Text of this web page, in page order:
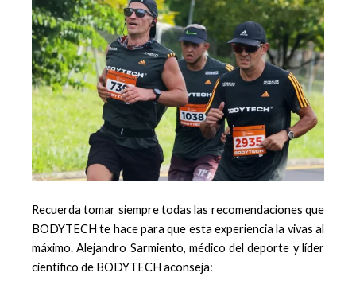
Recuerda tomar siempre todas las recomendaciones que
BODYTECH te hace para que esta experiencia la vivas al
máximo. Alejandro Sarmiento, médico del deporte y líder
científico de BODYTECH aconseja: